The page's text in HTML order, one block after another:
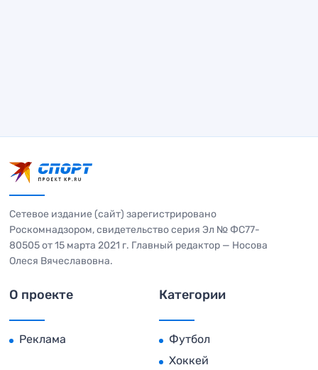
Сетевое издание (сайт) зарегистрировано
Роскомнадзором, свидетельство серия Эл № ФС77-
80505 от 15 марта 2021 г. Главный редактор — Носова
Олеся Вячеславовна.
О проекте
Реклама
Категории
Футбол
Хоккей